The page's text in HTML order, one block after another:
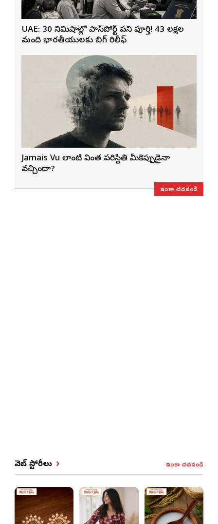
UAE: 30 నిమిషాల్లో పాస్‌పోర్ట్ పని పూర్తి! 43 లక్షల
మంది భారతీయులకు బిగ్ రిలీఫ్
Jamais Vu లాంటి వింత పరిస్థితి మీకెప్పుడైనా
వచ్చిందా?
ఇంకా చదవండి
వెబ్ స్టోరీలు ఇంకా చదవండి